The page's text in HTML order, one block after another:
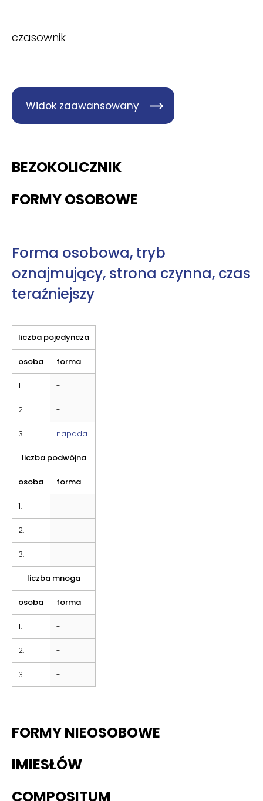
czasownik
Widok zaawansowany
BEZOKOLICZNIK
FORMY OSOBOWE
Forma osobowa, tryb
oznajmujący, strona czynna, czas
teraźniejszy
liczba pojedyncza
osoba forma
1. -
2. -
3. napada
liczba podwójna
osoba forma
1. -
2. -
3. -
liczba mnoga
osoba forma
1. -
2. -
3. -
FORMY NIEOSOBOWE
IMIESŁÓW
COMPOSITUM